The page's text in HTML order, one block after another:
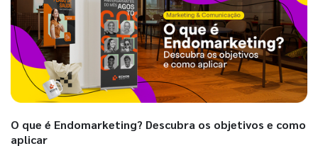
O que é Endomarketing? Descubra os objetivos e como
aplicar